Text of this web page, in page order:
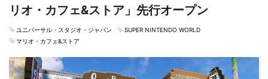
リオ・カフェ&ストア」先行オープン
ユニバーサル・スタジオ・ジャパン
SUPER NINTENDO WORLD
マリオ・カフェ&ストア